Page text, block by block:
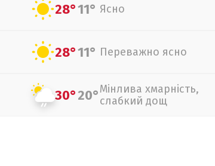
28°11° Ясно
28°11° Переважно ясно
30°20°Мінлива хмарність,
слабкий дощ